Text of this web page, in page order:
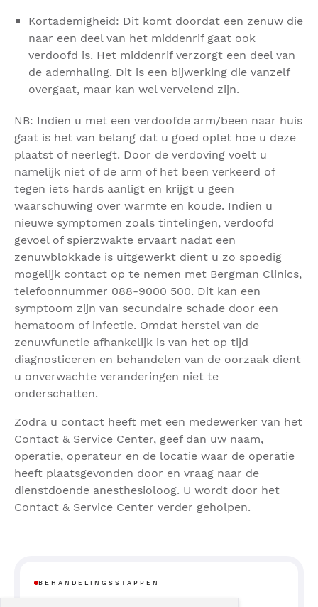
Kortademigheid: Dit komt doordat een zenuw die
naar een deel van het middenrif gaat ook
verdoofd is. Het middenrif verzorgt een deel van
de ademhaling. Dit is een bijwerking die vanzelf
overgaat, maar kan wel vervelend zijn.
NB: Indien u met een verdoofde arm/been naar huis
gaat is het van belang dat u goed oplet hoe u deze
plaatst of neerlegt. Door de verdoving voelt u
namelijk niet of de arm of het been verkeerd of
tegen iets hards aanligt en krijgt u geen
waarschuwing over warmte en koude. Indien u
nieuwe symptomen zoals tintelingen, verdoofd
gevoel of spierzwakte ervaart nadat een
zenuwblokkade is uitgewerkt dient u zo spoedig
mogelijk contact op te nemen met Bergman Clinics,
telefoonnummer 088-9000 500. Dit kan een
symptoom zijn van secundaire schade door een
hematoom of infectie. Omdat herstel van de
zenuwfunctie afhankelijk is van het op tijd
diagnosticeren en behandelen van de oorzaak dient
u onverwachte veranderingen niet te
onderschatten.
Zodra u contact heeft met een medewerker van het
Contact & Service Center, geef dan uw naam,
operatie, operateur en de locatie waar de operatie
heeft plaatsgevonden door en vraag naar de
dienstdoende anesthesioloog. U wordt door het
Contact & Service Center verder geholpen.
BEHANDELINGSSTAPPEN